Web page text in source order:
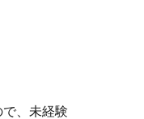
、未経験